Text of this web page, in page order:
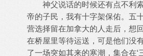
神父说话的时候还有点不利索
帝的子民，我有十字架保佑。五
营选择留在加拿大的人走后，想
在桥屋里等待运送，可是他们没
了一场突如其来的寒潮，集合在‘